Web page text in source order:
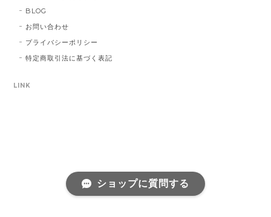
BLOG
お問い合わせ
プライバシーポリシー
特定商取引法に基づく表記
LINK
ショップに質問する